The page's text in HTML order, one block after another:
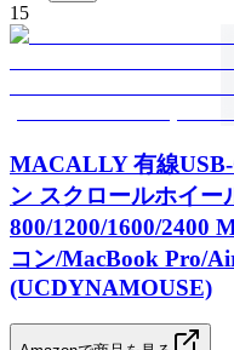
15
MACALLY 有線
ン スクロールホイー
800/1200/1600/2400
コン/MacBook Pro/
(UCDYNAMOUSE)